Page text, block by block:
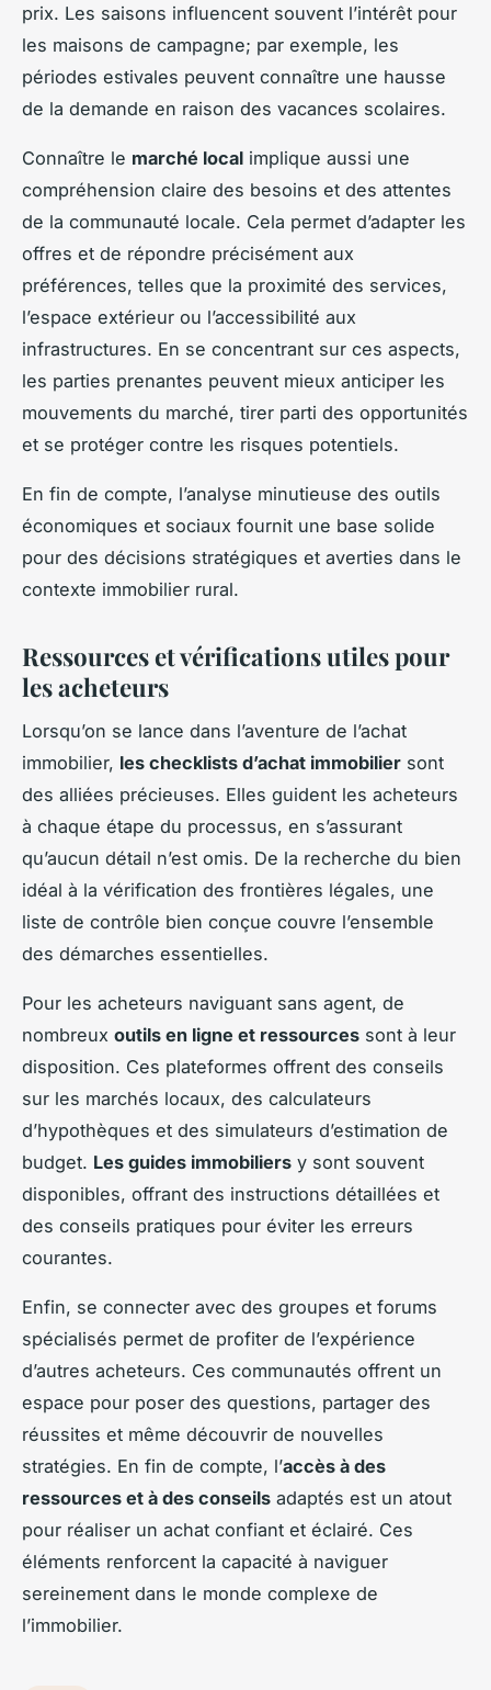
prix. Les saisons influencent souvent l’intérêt pour
les maisons de campagne; par exemple, les
périodes estivales peuvent connaître une hausse
de la demande en raison des vacances scolaires.
Connaître le marché local implique aussi une
compréhension claire des besoins et des attentes
de la communauté locale. Cela permet d’adapter les
offres et de répondre précisément aux
préférences, telles que la proximité des services,
l’espace extérieur ou l’accessibilité aux
infrastructures. En se concentrant sur ces aspects,
les parties prenantes peuvent mieux anticiper les
mouvements du marché, tirer parti des opportunités
et se protéger contre les risques potentiels.
En fin de compte, l’analyse minutieuse des outils
économiques et sociaux fournit une base solide
pour des décisions stratégiques et averties dans le
contexte immobilier rural.
Ressources et vérifications utiles pour
les acheteurs
Lorsqu’on se lance dans l’aventure de l’achat
immobilier, les checklists d’achat immobilier sont
des alliées précieuses. Elles guident les acheteurs
à chaque étape du processus, en s’assurant
qu’aucun détail n’est omis. De la recherche du bien
idéal à la vérification des frontières légales, une
liste de contrôle bien conçue couvre l’ensemble
des démarches essentielles.
Pour les acheteurs naviguant sans agent, de
nombreux outils en ligne et ressources sont à leur
disposition. Ces plateformes offrent des conseils
sur les marchés locaux, des calculateurs
d’hypothèques et des simulateurs d’estimation de
budget. Les guides immobiliers y sont souvent
disponibles, offrant des instructions détaillées et
des conseils pratiques pour éviter les erreurs
courantes.
Enfin, se connecter avec des groupes et forums
spécialisés permet de profiter de l’expérience
d’autres acheteurs. Ces communautés offrent un
espace pour poser des questions, partager des
réussites et même découvrir de nouvelles
stratégies. En fin de compte, l’accès à des
ressources et à des conseils adaptés est un atout
pour réaliser un achat confiant et éclairé. Ces
éléments renforcent la capacité à naviguer
sereinement dans le monde complexe de
l’immobilier.